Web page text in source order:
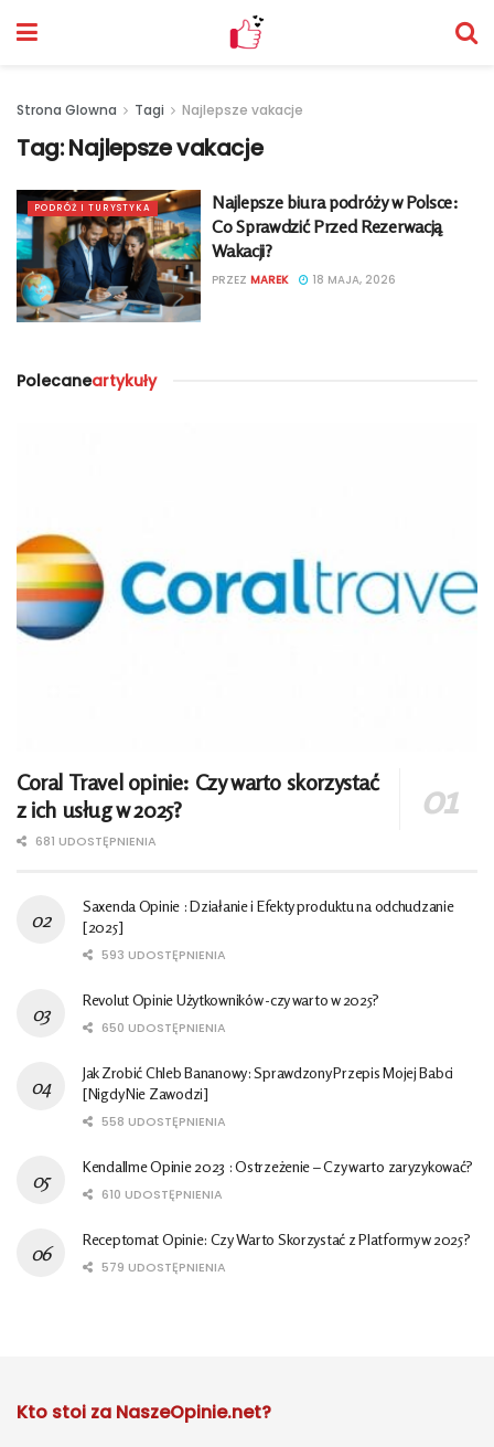
Strona Glowna Tagi Najlepsze vakacje
Tag:Najlepsze vakacje
PODRÓŻ I TURYSTYKA
Najlepsze biura podróży w Polsce:
Co Sprawdzić Przed Rezerwacją
Wakacji?
PRZEZ MAREK 18 MAJA, 2026
Polecaneartykuły
Coral Travel opinie: Czy warto skorzystać
z ich usług w 2025?
681 UDOSTĘPNIENIA
Saxenda Opinie : Działanie i Efekty produktu na odchudzanie
[2025]
593 UDOSTĘPNIENIA
Revolut Opinie Użytkowników -czy warto w 2025?
650 UDOSTĘPNIENIA
Jak Zrobić Chleb Bananowy: Sprawdzony Przepis Mojej Babci
[Nigdy Nie Zawodzi]
558 UDOSTĘPNIENIA
Kendallme Opinie 2023 : Ostrzeżenie – Czy warto zaryzykować?
610 UDOSTĘPNIENIA
Receptomat Opinie: Czy Warto Skorzystać z Platformy w 2025?
579 UDOSTĘPNIENIA
Kto stoi za NaszeOpinie.net?